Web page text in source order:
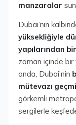
manzaralar
Dubai’nin
yüksekliğiyle
yapılarından
zaman içinde bir
anda, Dubai’nin
mütevazı
görkemli
sergilerle